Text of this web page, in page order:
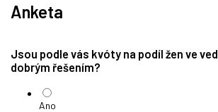
Anketa
Jsou podle vás kvóty na podíl žen ve
dobrým řešením?
Ano